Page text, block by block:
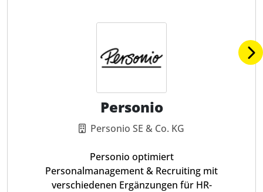
Personio
Personio SE & Co. KG
Personio optimiert
Personalmanagement & Recruiting mit
verschiedenen Ergänzungen für HR-